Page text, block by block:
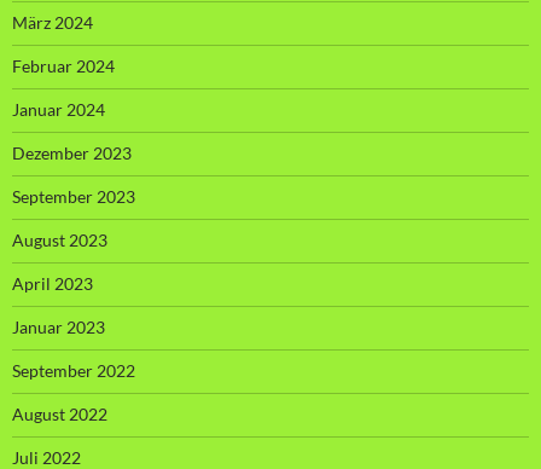
März 2024
Februar 2024
Januar 2024
Dezember 2023
September 2023
August 2023
April 2023
Januar 2023
September 2022
August 2022
Juli 2022